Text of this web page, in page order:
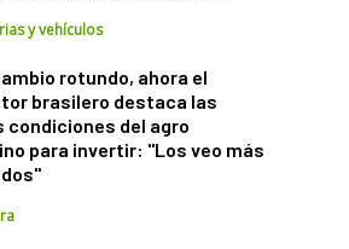
y vehículos
rotundo, ahora el
brasilero destaca las
condiciones del agro
para invertir: "Los veo más